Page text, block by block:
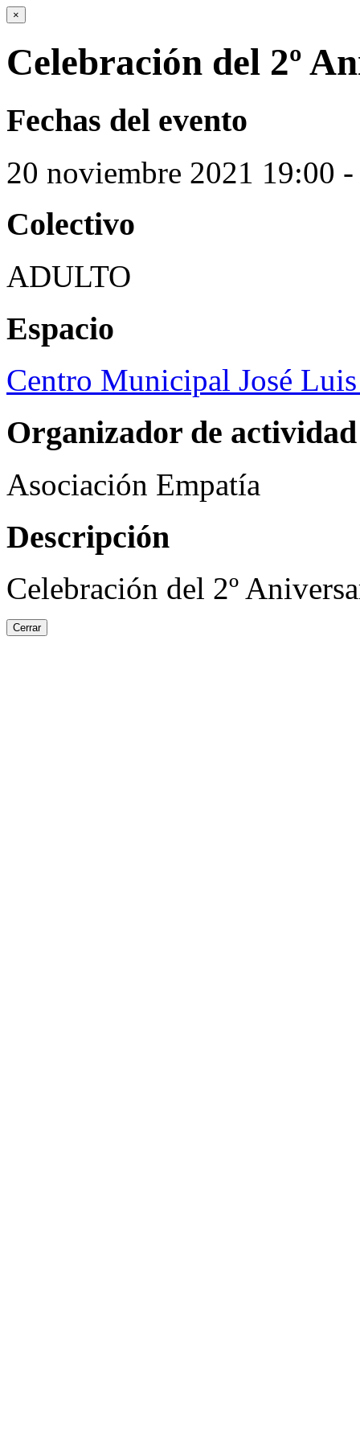
×
Celebración del 2º
Fechas del evento
20 noviembre 2021 19:00
Colectivo
ADULTO
Espacio
Centro Municipal José
Organizador de actividad
Asociación Empatía
Descripción
Celebración del 2º
Cerrar